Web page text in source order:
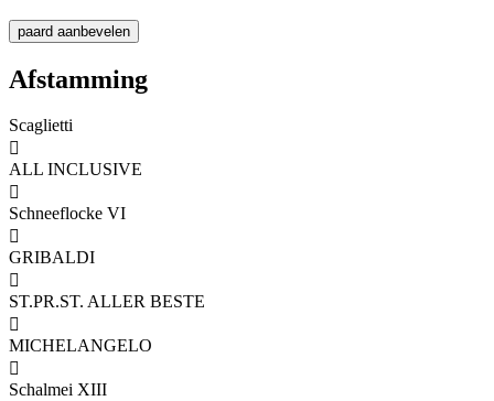
Afstamming
Scaglietti

ALL INCLUSIVE

Schneeflocke VI

GRIBALDI

ST.PR.ST. ALLER BESTE

MICHELANGELO

Schalmei XIII